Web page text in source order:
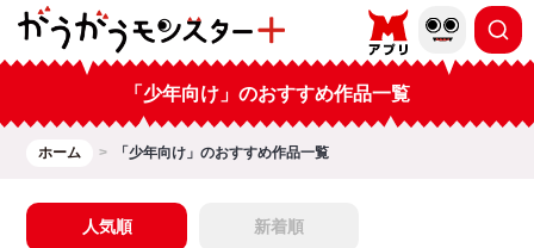
「少年向け」のおすすめ作品一覧
ホーム 「少年向け」のおすすめ作品一覧
人気順 新着順